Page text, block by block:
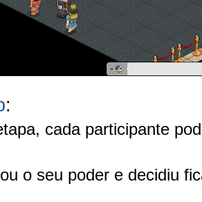
:
cada participante
o seu poder e decidiu